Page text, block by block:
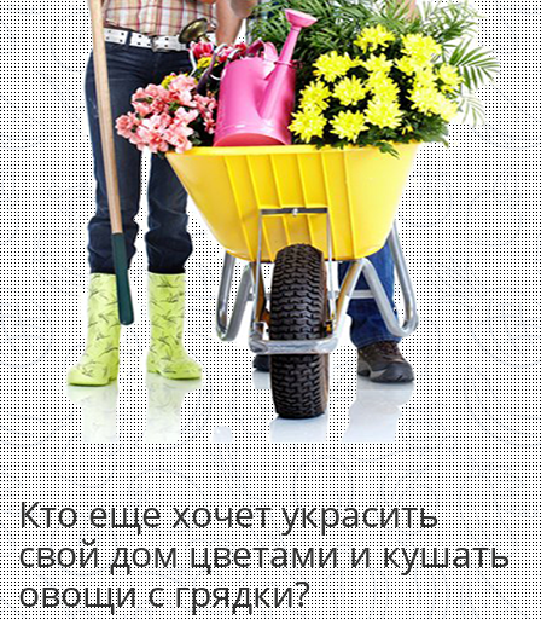
Кто еще хочет украсить
свой дом цветами и кушать
овощи с грядки?